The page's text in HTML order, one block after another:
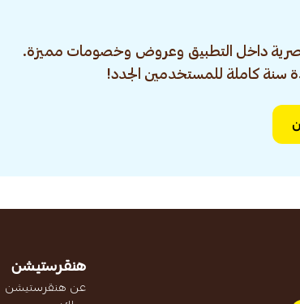
داخل التطبيق وعروض وخصومات مميزة.
سنة كاملة للمستخدمين الجدد!
هنقرستيشن
عن هنقرستيشن